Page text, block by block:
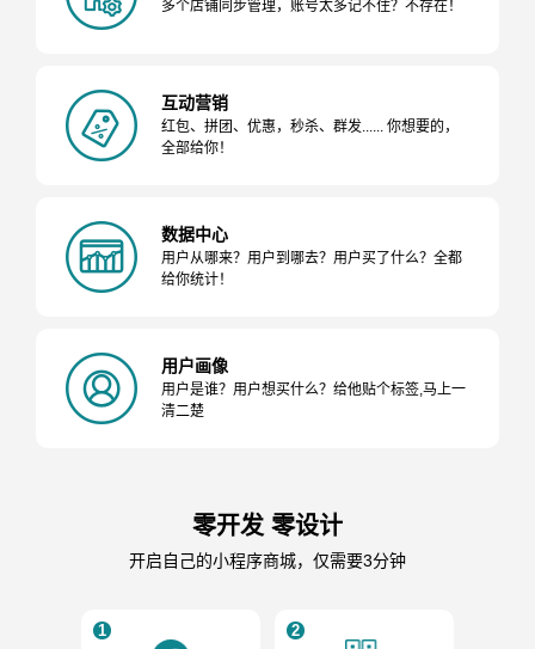
多个店铺同步管理，账号太多记不住？不存在！
互动营销
红包、拼团、优惠，秒杀、群发...... 你想要的，
全部给你！
数据中心
用户从哪来？用户到哪去？用户买了什么？全都
给你统计！
用户画像
用户是谁？用户想买什么？给他贴个标签,马上一
清二楚
零开发 零设计
开启自己的小程序商城，仅需要3分钟
1 2